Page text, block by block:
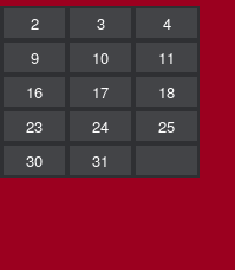
2 3
4
9 10
11
16 17
18
23 24
25
30
31